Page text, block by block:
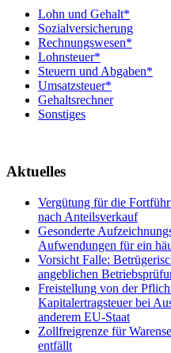
Lohn und Gehalt*
Sozialversicherung
Rechnungswesen*
Lohnsteuer*
Steuern und Abgaben*
Umsatzsteuer*
Gehaltsrechner
Sonstiges
Aktuelles
Vergütung für die
nach Anteilsverkauf
Gesonderte
Aufwendungen für ein
Vorsicht Falle:
angeblichen
Freistellung von der
Kapitalertragsteuer bei
anderem EU-Staat
Zollfreigrenze für
entfällt